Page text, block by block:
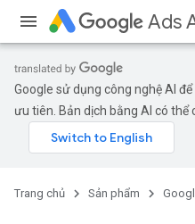
Ads
Google sử dụng công nghệ AI
ưu tiên. Bản dịch bằng AI có thể
Trang chủ Sản phẩm